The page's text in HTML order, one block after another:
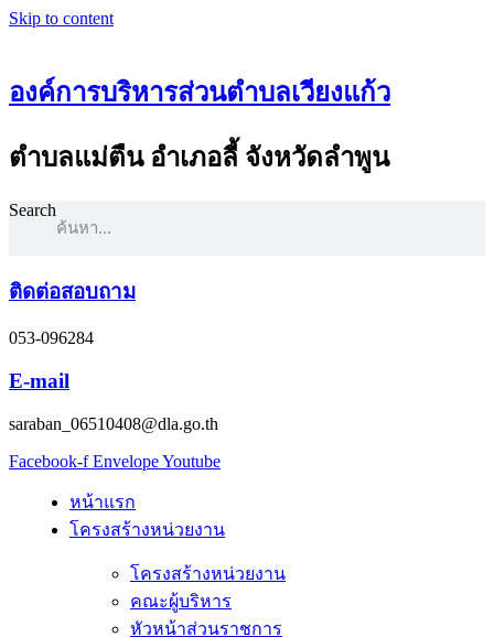
Skip to content
องค์การบริหารส่วนตำบลเวียงแก้ว
ตำบลแม่ตืน อำเภอลี้ จังหวัดลำพูน
Search
ติดต่อสอบถาม
053-096284
E-mail
saraban_06510408@dla.go.th
Facebook-f EnvelopeYoutube
หน้าแรก
โครงสร้างหน่วยงาน
โครงสร้างหน่วยงาน
คณะผู้บริหาร
หัวหน้าส่วนราชการ